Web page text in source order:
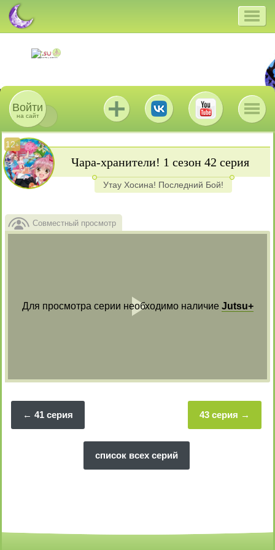
Войти
на сайт
12+
Чара-хранители! 1 сезон 42 серия
Утау Хосина! Последний Бой!
Совместный просмотр
Для просмотра серии необходимо наличие Jutsu+
видео
43 серия
41 серия
список всех серий